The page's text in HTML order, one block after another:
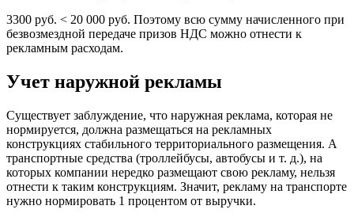
3300 руб. < 20 000 руб. Поэтому всю сумму начисленного при
безвозмездной передаче призов НДС можно отнести к
рекламным расходам.
Учет наружной рекламы
Существует заблуждение, что наружная реклама, которая не
нормируется, должна размещаться на рекламных
конструкциях стабильного территориального размещения. А
транспортные средства (троллейбусы, автобусы и т. д.), на
которых компании нередко размещают свою рекламу, нельзя
отнести к таким конструкциям. Значит, рекламу на транспорте
нужно нормировать 1 процентом от выручки.